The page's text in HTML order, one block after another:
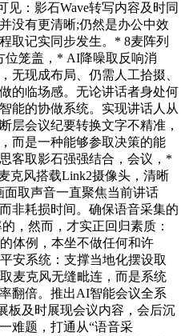
：影石Wave转写内容及时同
没有更清晰;仍然是办公中效
取记实同步发生。* 8麦阵列
位笼盖，* AI降噪取反响消
无现成布局、仍需人工拾掇、
的临场感。无论讲话者身处何
能的协做系统。实现讲话人从
层会议纪要转换文字不精准，
而是一种能够参取决策的能
客取影石强强结合，会议，*
克风搭载Link2摄像头，清晰
面取声音一直聚焦当前讲话
非耗损时间。确保语音采集的
，然而，才实正回归素质：
体例，本坐不做任何和许
安系统：支撑当地化摆设取
麦克风无缝毗连，而是系统
翻倍。推出AI智能会议全系
板及时展现会议内容，会后沉
难题，打通从“语音采